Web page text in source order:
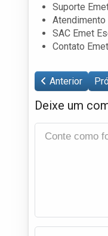
Suporte
Atendimento
SAC Emet
Contato
Anterior
Deixe um